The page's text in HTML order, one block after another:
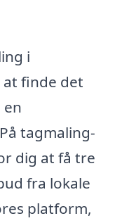
i
finde det
tagmaling-
dig at få tre
fra lokale
platform,